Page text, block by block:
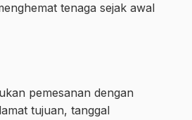
tenaga sejak awal
pemesanan dengan
tujuan, tanggal